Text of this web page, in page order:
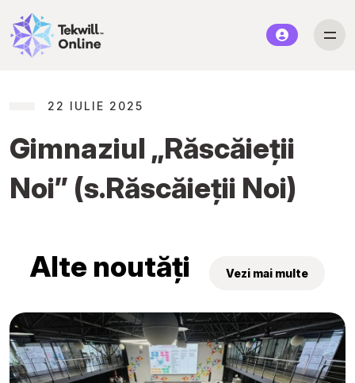
22 IULIE 2025
Gimnaziul „Răscăieţii
Noi” (s.Răscăieţii Noi)
Alte noutăți Vezi mai multe